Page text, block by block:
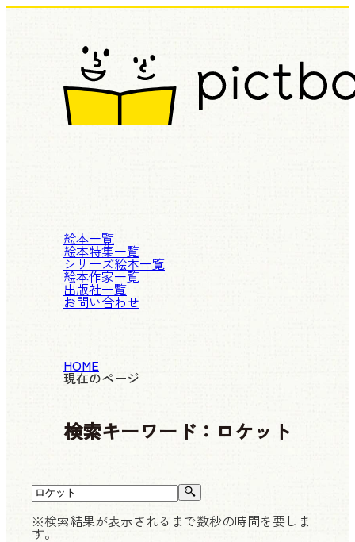
絵本一覧
絵本特集一覧
シリーズ絵本一覧
絵本作家一覧
出版社一覧
お問い合わせ
HOME
現在のページ
検索キーワード： ロケット
※検索結果が表示されるまで数秒の時間を要しま
す。